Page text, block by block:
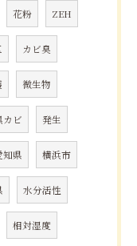
花粉 ZEH
カビ臭
微生物
カビ 発生
知県 横浜市
水分活性
相対湿度